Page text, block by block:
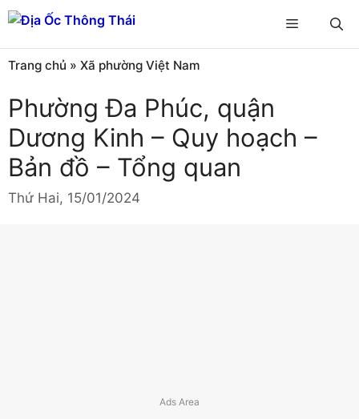
Chuyển
đến
nội
dung
Menu
Trang chủ » Xã phường Việt Nam
Phường Đa Phúc, quận
Dương Kinh – Quy hoạch –
Bản đồ – Tổng quan
Thứ Hai, 15/01/2024